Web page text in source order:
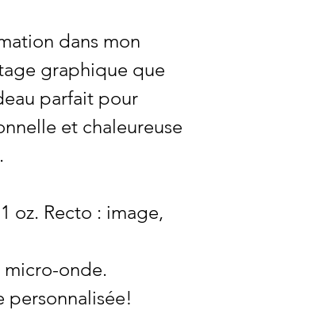
dans mon
graphique que
parfait pour
et chaleureuse
oz. Recto : image,
micro-onde.
personnalisée!